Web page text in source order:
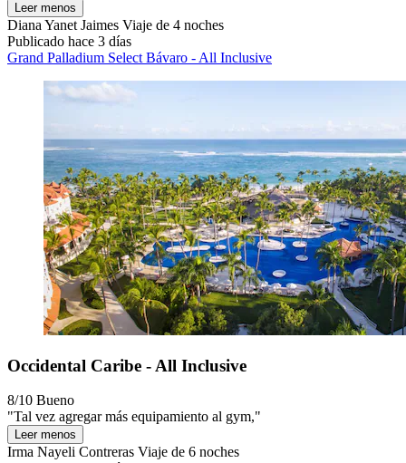
Leer menos
Diana Yanet Jaimes Viaje de 4 noches
Publicado hace 3 días
Grand Palladium Select Bávaro - All Inclusive
Occidental Caribe - All Inclusive
8/10 Bueno
"Tal vez agregar más equipamiento al gym,"
Leer menos
Irma Nayeli Contreras Viaje de 6 noches